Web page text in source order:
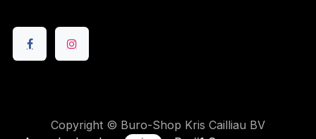
Copyright © Buro-Shop Kris Cailliau BV